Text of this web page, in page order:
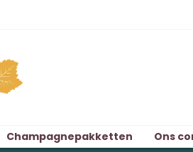
Champagnepakketten Ons